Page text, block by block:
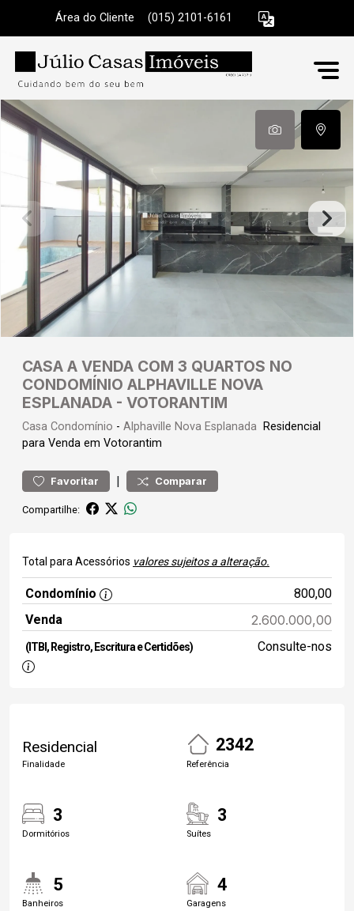
Área do Cliente (015) 2101-6161
CASA A VENDA COM 3 QUARTOS NO
CONDOMÍNIO ALPHAVILLE NOVA
ESPLANADA - VOTORANTIM
Casa Condomínio - Alphaville Nova Esplanada Residencial
para Venda em Votorantim
Favoritar | Comparar
Compartilhe:
Total para Acessórios valores sujeitos a alteração.
Condomínio
800,00
Venda
2.600.000,00
(ITBI, Registro, Escritura e Certidões) Consulte-nos
Residencial
Finalidade
2342
Referência
3
Dormitórios
3
Suítes
5
Banheiros
4
Garagens